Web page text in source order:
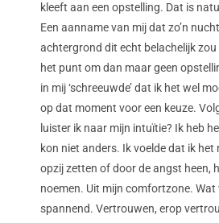
kleeft aan een opstelling. Dat is
Een aanname van mij dat zo’n
achtergrond dit echt belachelijk
het punt om dan maar geen
in mij ‘schreeuwde’ dat ik het wel
op dat moment voor een keuze.
luister ik naar mijn intuïtie? Ik heb
kon niet anders. Ik voelde dat ik
opzij zetten of door de angst heen,
noemen. Uit mijn comfortzone. Wat
spannend. Vertrouwen, erop